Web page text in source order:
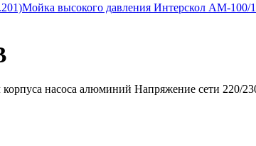
Мойка высокого давления Интерскол АМ-100/
насоса алюминий Напряжение сети 220/